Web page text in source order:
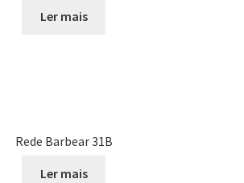
Ler mais
Rede Barbear 31B
Ler mais